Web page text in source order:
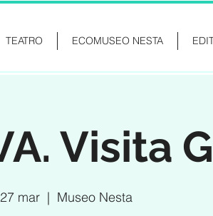
TEATRO ECOMUSEO NESTA
Visita
mar
  |
Museo Nesta